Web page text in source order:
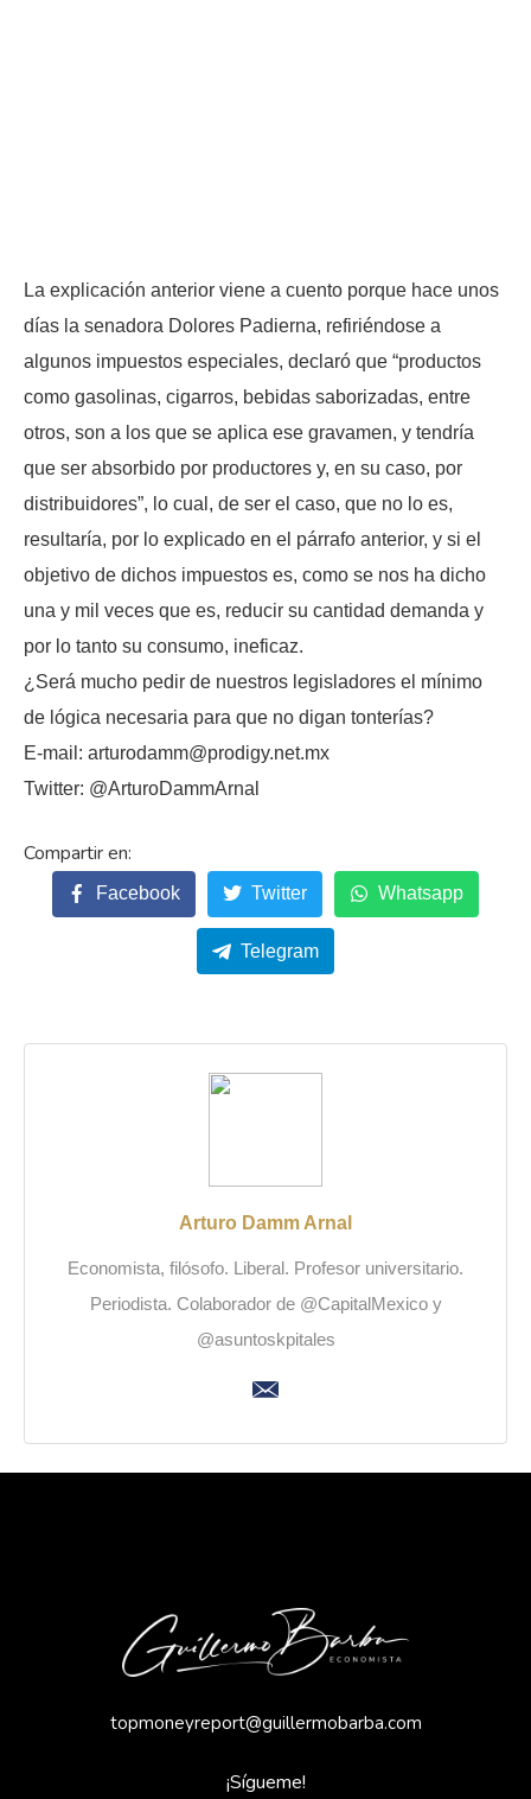
La explicación anterior viene a cuento porque hace unos
días la senadora Dolores Padierna, refiriéndose a
algunos impuestos especiales, declaró que “productos
como gasolinas, cigarros, bebidas saborizadas, entre
otros, son a los que se aplica ese gravamen, y tendría
que ser absorbido por productores y, en su caso, por
distribuidores”, lo cual, de ser el caso, que no lo es,
resultaría, por lo explicado en el párrafo anterior, y si el
objetivo de dichos impuestos es, como se nos ha dicho
una y mil veces que es, reducir su cantidad demanda y
por lo tanto su consumo, ineficaz.
¿Será mucho pedir de nuestros legisladores el mínimo
de lógica necesaria para que no digan tonterías?
E-mail: arturodamm@prodigy.net.mx
Twitter: @ArturoDammArnal
Facebook Twitter Whatsapp
Telegram
Arturo Damm Arnal
Economista, filósofo. Liberal. Profesor universitario.
Periodista. Colaborador de @CapitalMexico y
@asuntoskpitales
topmoneyreport@guillermobarba.com
¡Sígueme!